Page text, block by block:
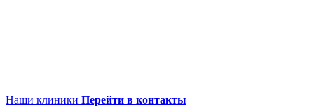
Наши клиники Перейти в контакты